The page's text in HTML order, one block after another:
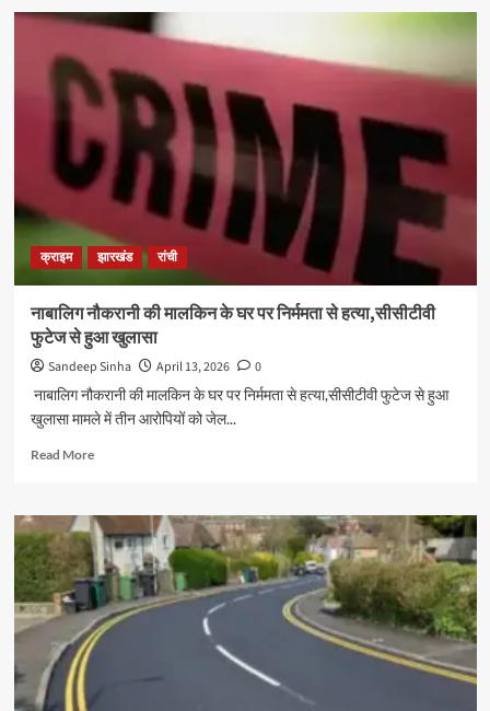
परीक्षा
पास
के
लिए
15
लाख
हुई
रांची
पुलिस
मास्टर
माइंड
को
किया
गिरफ्तार
क्राइम झारखंड रांची
नाबालिग नौकरानी की मालकिन के घर पर निर्ममता से हत्या,सीसीटीवी
फुटेज से हुआ खुलासा
Sandeep Sinha April 13, 2026
0
नाबालिग नौकरानी की मालकिन के घर पर निर्ममता से हत्या,सीसीटीवी फुटेज से हुआ
खुलासा मामले में तीन आरोपियों को जेल...
Read MoreRead
नाबालिग
नौकरानी
की
मालकिन
के
घर
पर
निर्ममता